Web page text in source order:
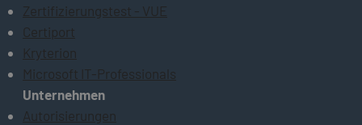
Zertifizierungstest - VUE
Certiport
Kryterion
Microsoft IT-Professionals
Unternehmen
Autorisierungen